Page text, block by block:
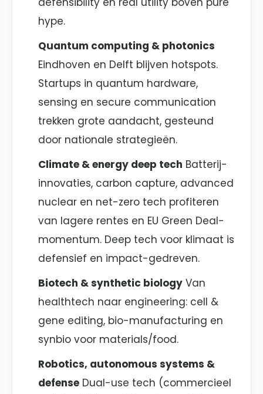
hype.
Quantum computing & photonics
Eindhoven en Delft blijven hotspots.
Startups in quantum hardware,
sensing en secure communication
trekken grote aandacht, gesteund
door nationale strategieën.
Climate & energy deep tech Batterij-
innovaties, carbon capture, advanced
nuclear en net-zero tech profiteren
van lagere rentes en EU Green Deal-
momentum. Deep tech voor klimaat is
defensief en impact-gedreven.
Biotech & synthetic biology Van
healthtech naar engineering: cell &
gene editing, bio-manufacturing en
synbio voor materials/food.
Robotics, autonomous systems &
defense Dual-use tech (commercieel